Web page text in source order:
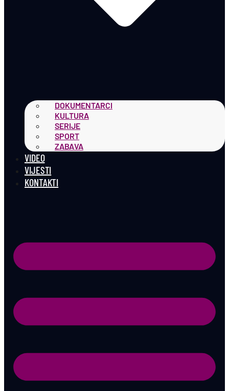
DOKUMENTARCI
KULTURA
SERIJE
SPORT
ZABAVA
VIDEO
VIJESTI
KONTAKTI